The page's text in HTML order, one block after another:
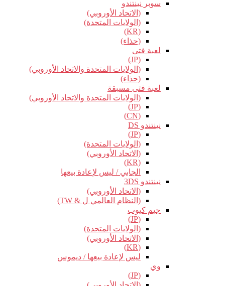
سوبر نينتندو
(الاتحاد الأوروبي)
(الولايات المتحدة)
(KR)
(حذاء)
لعبة فتى
(JP)
(الولايات المتحدة والاتحاد الأوروبي)
(حذاء)
لعبة فتى مسبقة
(الولايات المتحدة والاتحاد الأوروبي)
(JP)
(CN)
نينتندو DS
(JP)
(الولايات المتحدة)
(الاتحاد الأوروبي)
(KR)
الجابي / ليس لإعادة بيعها
نينتندو 3DS
(الاتحاد الأوروبي)
(النظام العالمي ل & TW)
جيم كيوب
(JP)
(الولايات المتحدة)
(الاتحاد الأوروبي)
(KR)
ليس لإعادة بيعها / ديموس
وي
(JP)